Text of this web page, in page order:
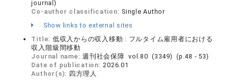
journal)
Co-author classification: Single Author
Show links to external sites
Title: 低収入からの収入移動 : フルタイム雇用者における
収入階級間移動
Journal name:週刊社会保障 vol.80 (3349) (p.48 - 53)
Date of publication:2026.01
Author(s): 四方理人